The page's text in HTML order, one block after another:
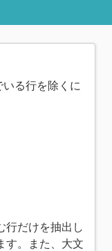
る行を除くに
行だけを抽出し
す。また、大文